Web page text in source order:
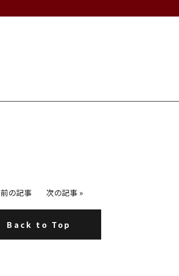
前の記事 次の記事 »
Back to Top